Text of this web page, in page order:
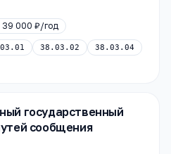
39 000 ₽/год
38.03.02
38.03.04
государственный
сообщения